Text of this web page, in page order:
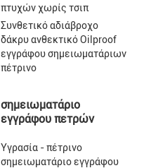
πτυχών χωρίς τσιπ
Συνθετικό αδιάβροχο
δάκρυ ανθεκτικό Oilproof
εγγράφου σημειωματάριων
πέτρινο
σημειωματάριο
εγγράφου πετρών
Υγρασία - πέτρινο
σημειωματάριο εγγράφου